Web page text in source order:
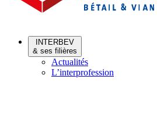
INTERBEV
& ses filières
Actualités
L’interprofession